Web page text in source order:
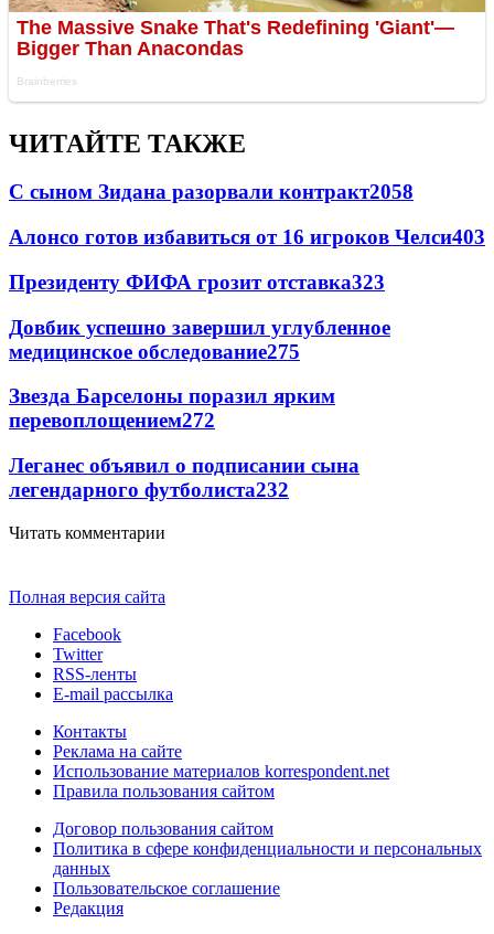
ЧИТАЙТЕ ТАКЖЕ
С сыном Зидана разорвали контракт2058
Алонсо готов избавиться от 16 игроков Челси403
Президенту ФИФА грозит отставка323
Довбик успешно завершил углубленное
медицинское обследование275
Звезда Барселоны поразил ярким
перевоплощением272
Леганес объявил о подписании сына
легендарного футболиста232
Читать комментарии
Полная версия сайта
Facebook
Twitter
RSS-ленты
E-mail рассылка
Контакты
Реклама на сайте
Использование материалов korrespondent.net
Правила пользования сайтом
Договор пользования сайтом
Политика в сфере конфиденциальности и персональных
данных
Пользовательское соглашение
Редакция